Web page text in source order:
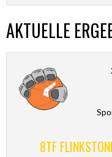
AKTUELLE
8TF